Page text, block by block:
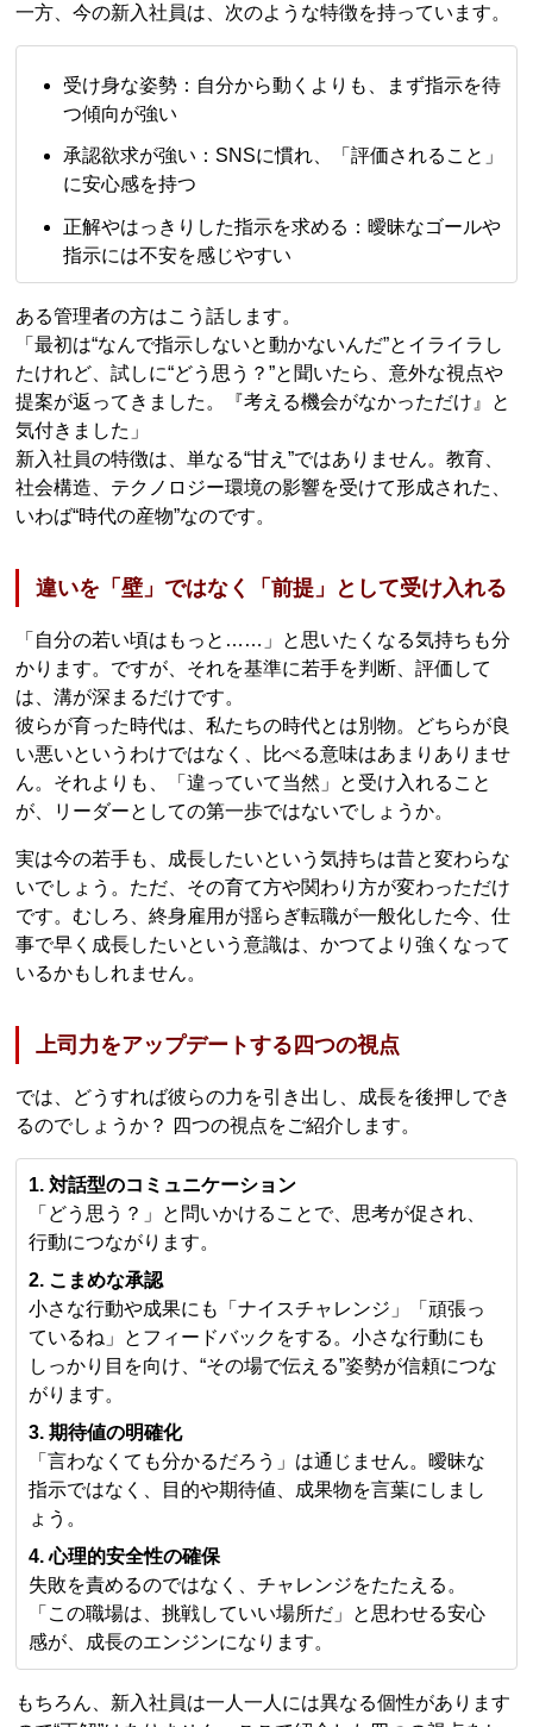
一方、今の新入社員は、次のような特徴を持っています。
受け身な姿勢：自分から動くよりも、まず指示を待
つ傾向が強い
承認欲求が強い：SNSに慣れ、「評価されること」
に安心感を持つ
正解やはっきりした指示を求める：曖昧なゴールや
指示には不安を感じやすい
ある管理者の方はこう話します。
「最初は“なんで指示しないと動かないんだ”とイライラし
たけれど、試しに“どう思う？”と聞いたら、意外な視点や
提案が返ってきました。『考える機会がなかっただけ』と
気付きました」
新入社員の特徴は、単なる“甘え”ではありません。教育、
社会構造、テクノロジー環境の影響を受けて形成された、
いわば“時代の産物”なのです。
違いを「壁」ではなく「前提」として受け入れる
「自分の若い頃はもっと……」と思いたくなる気持ちも分
かります。ですが、それを基準に若手を判断、評価して
は、溝が深まるだけです。
彼らが育った時代は、私たちの時代とは別物。どちらが良
い悪いというわけではなく、比べる意味はあまりありませ
ん。それよりも、「違っていて当然」と受け入れること
が、リーダーとしての第一歩ではないでしょうか。
実は今の若手も、成長したいという気持ちは昔と変わらな
いでしょう。ただ、その育て方や関わり方が変わっただけ
です。むしろ、終身雇用が揺らぎ転職が一般化した今、仕
事で早く成長したいという意識は、かつてより強くなって
いるかもしれません。
上司力をアップデートする四つの視点
では、どうすれば彼らの力を引き出し、成長を後押しでき
るのでしょうか？ 四つの視点をご紹介します。
1. 対話型のコミュニケーション
「どう思う？」と問いかけることで、思考が促され、
行動につながります。
2. こまめな承認
小さな行動や成果にも「ナイスチャレンジ」「頑張っ
ているね」とフィードバックをする。小さな行動にも
しっかり目を向け、“その場で伝える”姿勢が信頼につな
がります。
3. 期待値の明確化
「言わなくても分かるだろう」は通じません。曖昧な
指示ではなく、目的や期待値、成果物を言葉にしまし
ょう。
4. 心理的安全性の確保
失敗を責めるのではなく、チャレンジをたたえる。
「この職場は、挑戦していい場所だ」と思わせる安心
感が、成長のエンジンになります。
もちろん、新入社員は一人一人には異なる個性があります